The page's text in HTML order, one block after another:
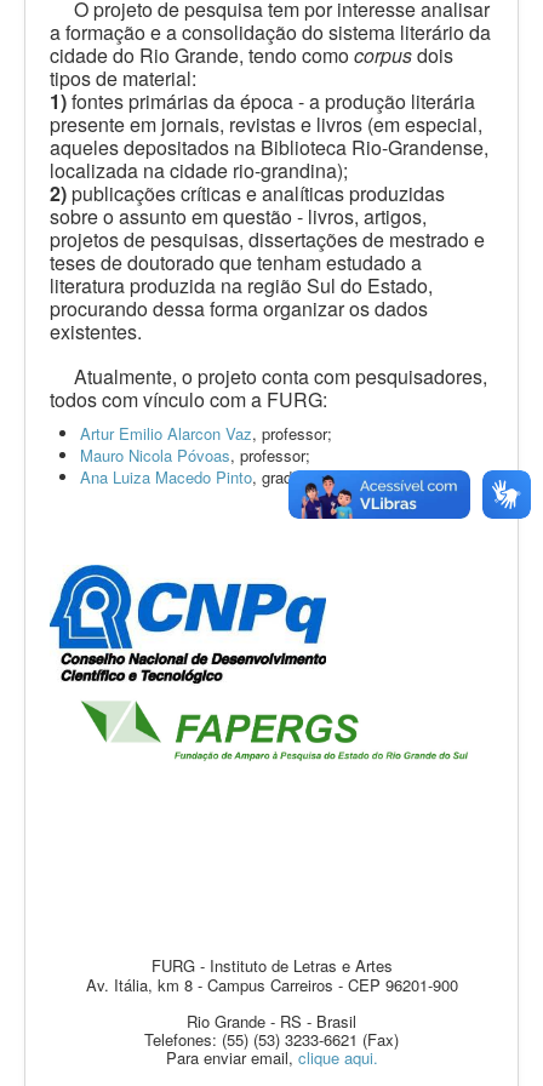
Produção
Documentos
Livreiros
Tipografias
O projeto de pesquisa tem por interesse analisar
a formação e a consolidação do sistema literário da
cidade do Rio Grande, tendo comocorpusdois
tipos de material:
1)fontes primárias da época - a produção literária
presente em jornais, revistas e livros (em especial,
aqueles depositados na Biblioteca Rio-Grandense,
localizada na cidade rio-grandina);
2)publicações críticas e analíticas produzidas
sobre o assunto em questão - livros, artigos,
projetos de pesquisas, dissertações de mestrado e
teses de doutorado que tenham estudado a
literatura produzida na região Sul do Estado,
procurando dessa forma organizar os dados
existentes.
Atualmente, o projeto conta com pesquisadores,
todos com vínculo com a FURG:
Artur Emilio Alarcon Vaz, professor;
Mauro Nicola Póvoas, professor;
Ana Luiza Macedo Pinto, graduanda em Artes Visuais;
FURG - Instituto de Letras e Artes
Av. Itália, km 8 - Campus Carreiros - CEP 96201-900
Rio Grande - RS - Brasil
Telefones: (55) (53) 3233-6621 (Fax)
Para enviar email, clique aqui.